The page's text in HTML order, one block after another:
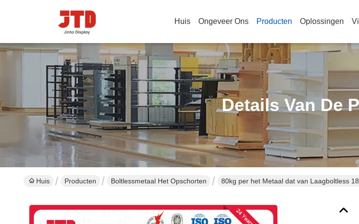
Huis Ongeveer Ons Producten Oplossingen
Details Van De
Huis Producten Boltlessmetaal Het Opschorten 80kg per het Metaal dat van Laagboltless